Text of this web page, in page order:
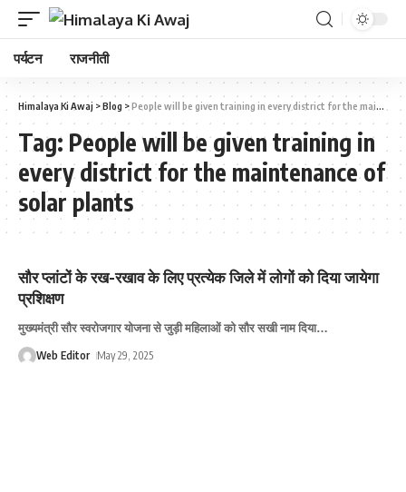
पर्यटन राजनीती
Himalaya Ki Awaj >Blog >People will be given training in every district for the maintenance of solar plants
Tag: People will be given training in
every district for the maintenance of
solar plants
सौर प्लांटों के रख-रखाव के लिए प्रत्येक जिले में लोगों को दिया जायेगा
प्रशिक्षण
मुख्यमंत्री सौर स्वरोजगार योजना से जुड़ी महिलाओं को सौर सखी नाम दिया…
Web Editor May 29, 2025